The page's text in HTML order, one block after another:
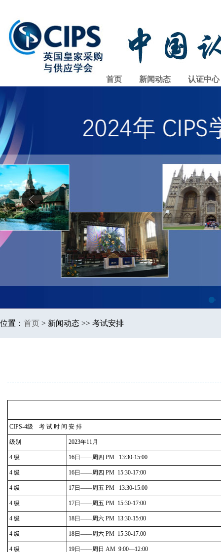
首页 新闻动态 认证中心
1
位置： 首页 > 新闻动态 >> 考试安排
CIPS-4级 考 试 时 间 安 排
级别 2023年11月
4 级 16日——周四 PM 13:30-15:00
4 级 16日——周四 PM 15:30-17:00
4 级 17日——周五 PM 13:30-15:00
4 级 17日——周五 PM 15:30-17:00
4 级 18日——周六 PM 13:30-15:00
4 级 18日——周六 PM 15:30-17:00
4 级 19日——周日 AM 9:00—12:00